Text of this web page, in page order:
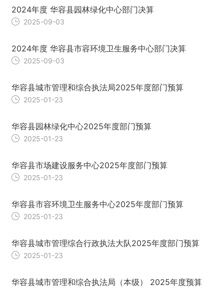
2024年度 华容县园林绿化中心部门决算
2025-09-03
2024年度 华容县市容环境卫生服务中心部门决算
2025-09-03
华容县城市管理和综合执法局2025年度部门预算
2025-01-23
华容县园林绿化中心2025年度部门预算
2025-01-23
华容县市场建设服务中心2025年度部门预算
2025-01-23
华容县市容环境卫生服务中心2025年度部门预算
2025-01-23
华容县城市管理综合行政执法大队2025年度部门预算
2025-01-23
华容县城市管理和综合执法局（本级） 2025年度预算